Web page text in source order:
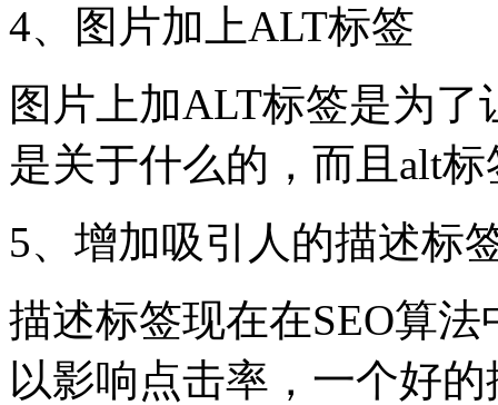
4、图片加上ALT标签
图片上加ALT标签是为
是关于什么的，而且alt
5、增加吸引人的描述标
描述标签现在在SEO算
以影响点击率，一个好